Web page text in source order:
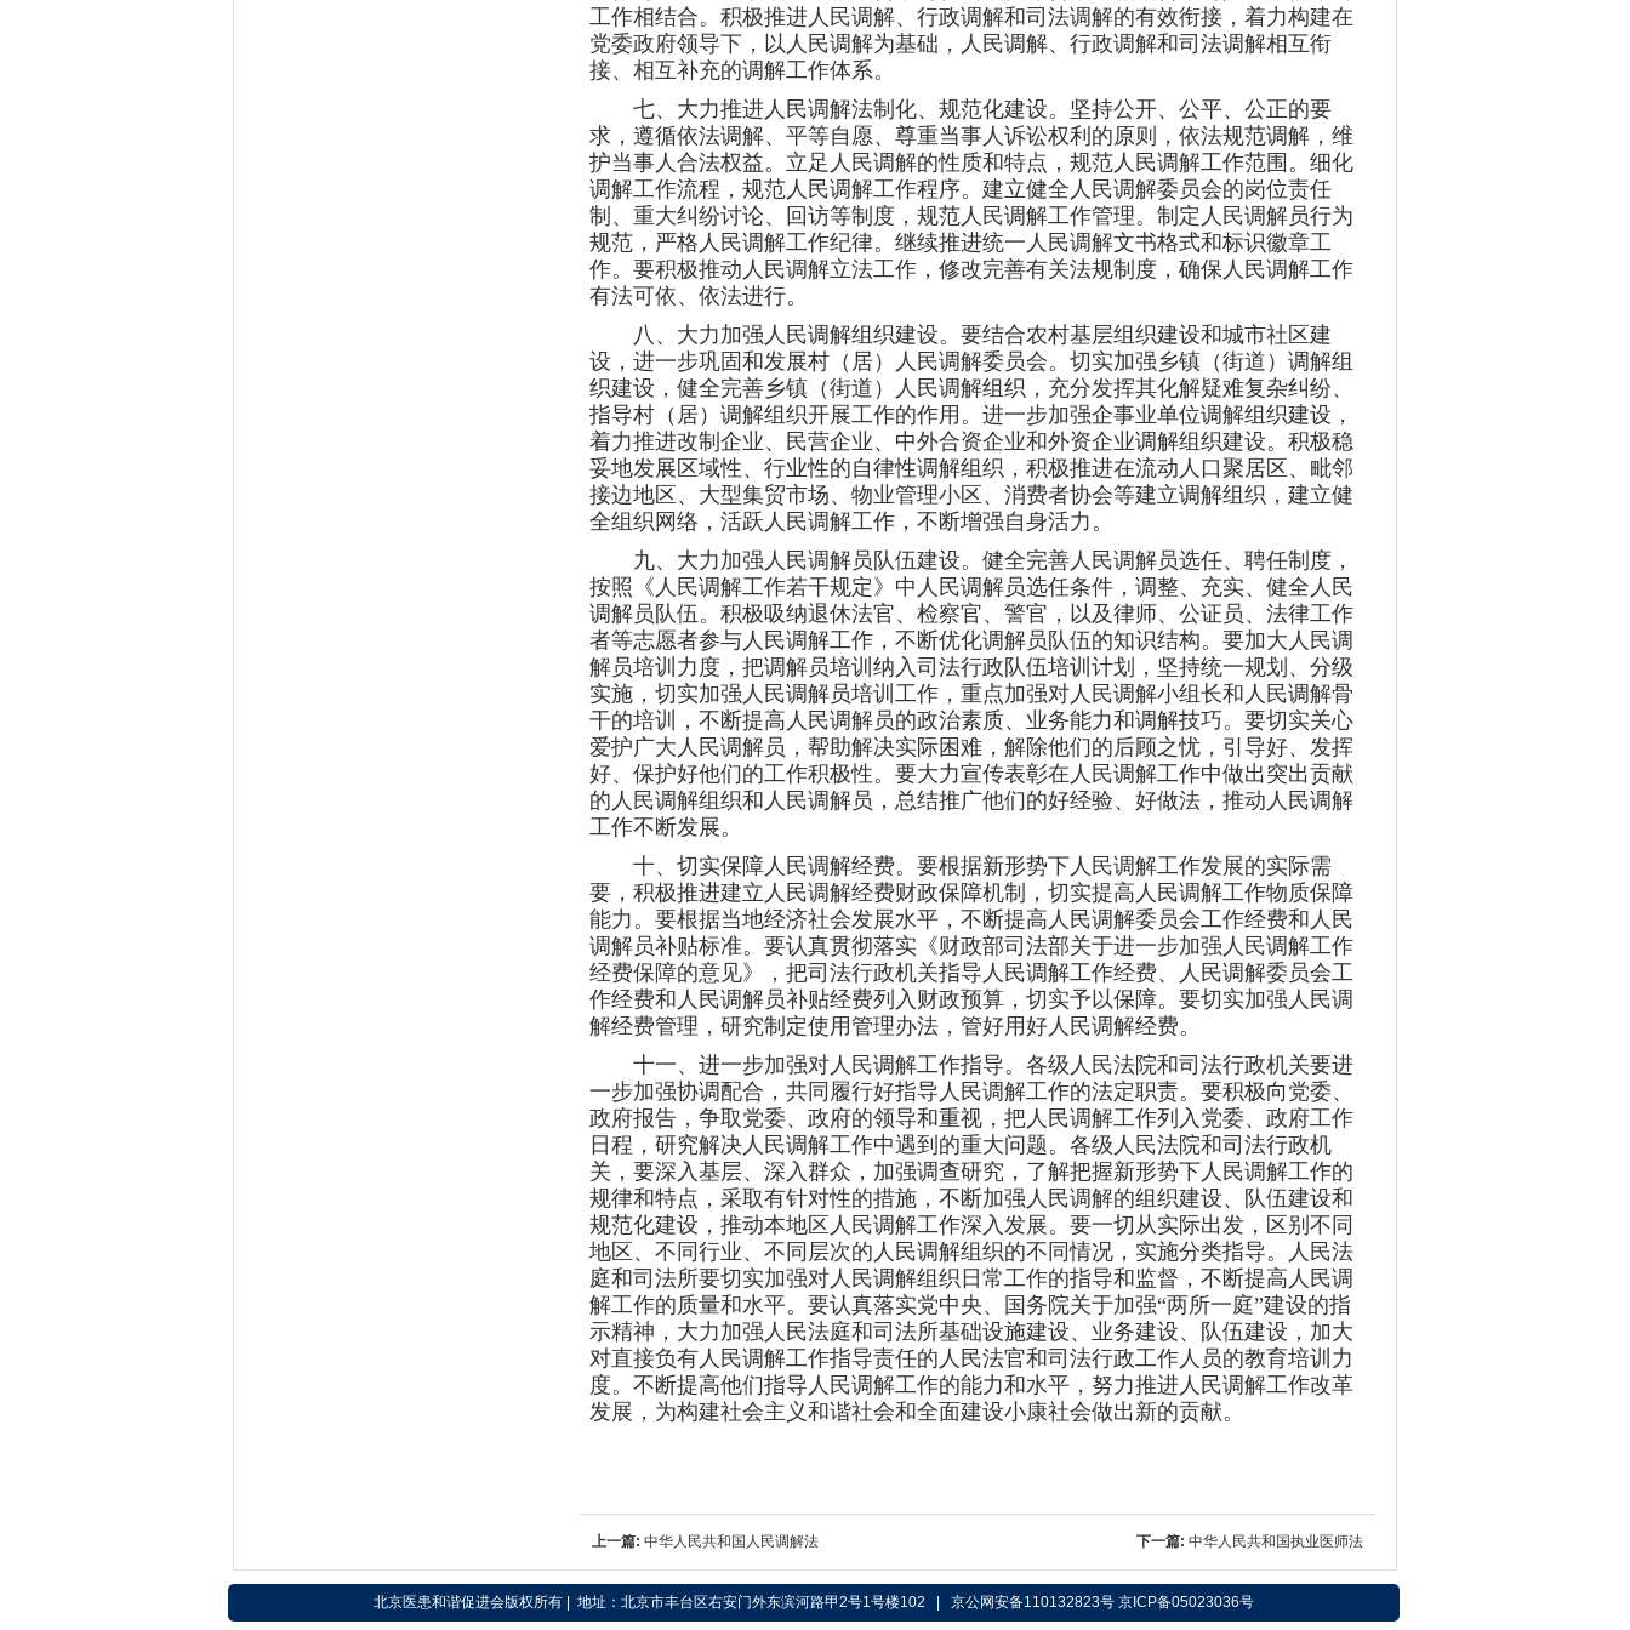
工作相结合。积极推进人民调解、行政调解和司法调解的有效衔接，着力构建在
党委政府领导下，以人民调解为基础，人民调解、行政调解和司法调解相互衔
接、相互补充的调解工作体系。
七、大力推进人民调解法制化、规范化建设。坚持公开、公平、公正的要
求，遵循依法调解、平等自愿、尊重当事人诉讼权利的原则，依法规范调解，维
护当事人合法权益。立足人民调解的性质和特点，规范人民调解工作范围。细化
调解工作流程，规范人民调解工作程序。建立健全人民调解委员会的岗位责任
制、重大纠纷讨论、回访等制度，规范人民调解工作管理。制定人民调解员行为
规范，严格人民调解工作纪律。继续推进统一人民调解文书格式和标识徽章工
作。要积极推动人民调解立法工作，修改完善有关法规制度，确保人民调解工作
有法可依、依法进行。
八、大力加强人民调解组织建设。要结合农村基层组织建设和城市社区建
设，进一步巩固和发展村（居）人民调解委员会。切实加强乡镇（街道）调解组
织建设，健全完善乡镇（街道）人民调解组织，充分发挥其化解疑难复杂纠纷、
指导村（居）调解组织开展工作的作用。进一步加强企事业单位调解组织建设，
着力推进改制企业、民营企业、中外合资企业和外资企业调解组织建设。积极稳
妥地发展区域性、行业性的自律性调解组织，积极推进在流动人口聚居区、毗邻
接边地区、大型集贸市场、物业管理小区、消费者协会等建立调解组织，建立健
全组织网络，活跃人民调解工作，不断增强自身活力。
九、大力加强人民调解员队伍建设。健全完善人民调解员选任、聘任制度，
按照《人民调解工作若干规定》中人民调解员选任条件，调整、充实、健全人民
调解员队伍。积极吸纳退休法官、检察官、警官，以及律师、公证员、法律工作
者等志愿者参与人民调解工作，不断优化调解员队伍的知识结构。要加大人民调
解员培训力度，把调解员培训纳入司法行政队伍培训计划，坚持统一规划、分级
实施，切实加强人民调解员培训工作，重点加强对人民调解小组长和人民调解骨
干的培训，不断提高人民调解员的政治素质、业务能力和调解技巧。要切实关心
爱护广大人民调解员，帮助解决实际困难，解除他们的后顾之忧，引导好、发挥
好、保护好他们的工作积极性。要大力宣传表彰在人民调解工作中做出突出贡献
的人民调解组织和人民调解员，总结推广他们的好经验、好做法，推动人民调解
工作不断发展。
十、切实保障人民调解经费。要根据新形势下人民调解工作发展的实际需
要，积极推进建立人民调解经费财政保障机制，切实提高人民调解工作物质保障
能力。要根据当地经济社会发展水平，不断提高人民调解委员会工作经费和人民
调解员补贴标准。要认真贯彻落实《财政部司法部关于进一步加强人民调解工作
经费保障的意见》，把司法行政机关指导人民调解工作经费、人民调解委员会工
作经费和人民调解员补贴经费列入财政预算，切实予以保障。要切实加强人民调
解经费管理，研究制定使用管理办法，管好用好人民调解经费。
十一、进一步加强对人民调解工作指导。各级人民法院和司法行政机关要进
一步加强协调配合，共同履行好指导人民调解工作的法定职责。要积极向党委、
政府报告，争取党委、政府的领导和重视，把人民调解工作列入党委、政府工作
日程，研究解决人民调解工作中遇到的重大问题。各级人民法院和司法行政机
关，要深入基层、深入群众，加强调查研究，了解把握新形势下人民调解工作的
规律和特点，采取有针对性的措施，不断加强人民调解的组织建设、队伍建设和
规范化建设，推动本地区人民调解工作深入发展。要一切从实际出发，区别不同
地区、不同行业、不同层次的人民调解组织的不同情况，实施分类指导。人民法
庭和司法所要切实加强对人民调解组织日常工作的指导和监督，不断提高人民调
解工作的质量和水平。要认真落实党中央、国务院关于加强“两所一庭”建设的指
示精神，大力加强人民法庭和司法所基础设施建设、业务建设、队伍建设，加大
对直接负有人民调解工作指导责任的人民法官和司法行政工作人员的教育培训力
度。不断提高他们指导人民调解工作的能力和水平，努力推进人民调解工作改革
发展，为构建社会主义和谐社会和全面建设小康社会做出新的贡献。
上一篇: 中华人民共和国人民调解法 下一篇:中华人民共和国执业医师法
北京医患和谐促进会版权所有 | 地址：北京市丰台区右安门外东滨河路甲2号1号楼102 | 京公网安备110132823号 京ICP备05023036号